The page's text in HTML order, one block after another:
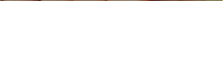
電話でお問い合わせ